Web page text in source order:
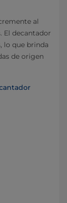
al
El decantador
lo que brinda
de origen